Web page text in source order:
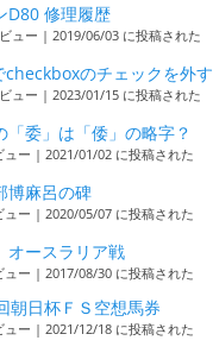
D80 修理履歴
ュー | 2019/06/03 に投稿された
checkboxのチェックを外す
ュー | 2023/01/15 に投稿された
「委」は「倭」の略字？
ュー | 2021/01/02 に投稿された
博麻呂の碑
ュー | 2020/05/07 に投稿された
オースラリア戦
ュー | 2017/08/30 に投稿された
朝日杯ＦＳ空想馬券
ュー | 2021/12/18 に投稿された